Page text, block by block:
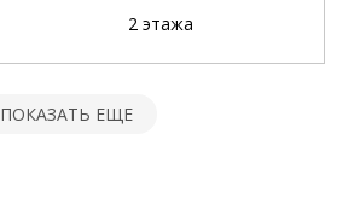
2 этажа
ПОКАЗАТЬ ЕЩЕ